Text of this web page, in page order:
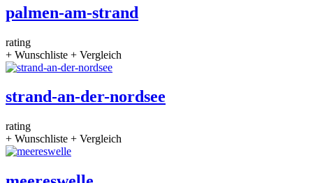
palmen-am-strand
rating
+ Wunschliste + Vergleich
strand-an-der-nordsee
rating
+ Wunschliste + Vergleich